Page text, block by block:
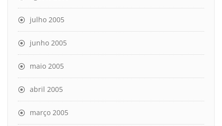
julho 2005
junho 2005
maio 2005
abril 2005
março 2005